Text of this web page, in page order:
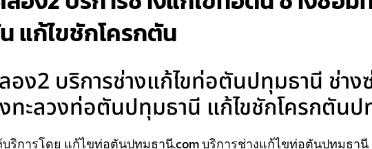
แก้ไขชักโครกตัน
ง2 บริการช่างแก้ไขท่อตันปทุมธานี ช่า
ทะลวงท่อตันปทุมธานี แก้ไขชักโครกตันป
ริการโดย แก้ไขท่อตันปทุมธานี.com บริการช่างแก้ไขท่อตันปทุมธ